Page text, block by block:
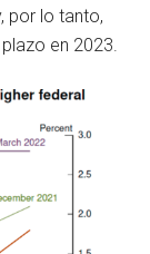
por lo tanto,
en 2023.